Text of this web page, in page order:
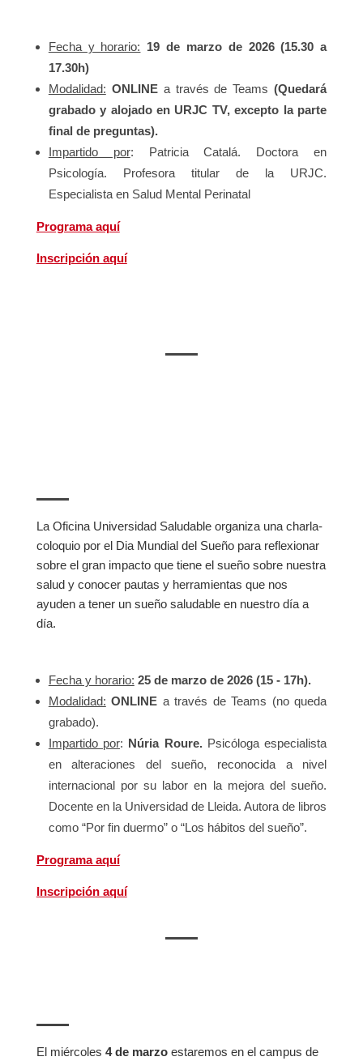
Fecha y horario: 19 de marzo de 2026 (15.30 a
17.30h)
Modalidad: ONLINE a través de Teams (Quedará
grabado y alojado en URJC TV, excepto la parte
final de preguntas).
Impartido por: Patricia Catalá. Doctora en
Psicología. Profesora titular de la URJC.
Especialista en Salud Mental Perinatal
Programa aquí
Inscripción aquí
La Oficina Universidad Saludable organiza una charla-
coloquio por el Dia Mundial del Sueño para reflexionar
sobre el gran impacto que tiene el sueño sobre nuestra
salud y conocer pautas y herramientas que nos
ayuden a tener un sueño saludable en nuestro día a
día.
Fecha y horario: 25 de marzo de 2026 (15 - 17h).
Modalidad: ONLINE a través de Teams (no queda
grabado).
Impartido por: Núria Roure.Psicóloga especialista
en alteraciones del sueño, reconocida a nivel
internacional por su labor en la mejora del sueño.
Docente en la Universidad de Lleida. Autora de libros
como “Por fin duermo” o “Los hábitos del sueño”.
Programa aquí
Inscripción aquí
El miércoles 4 de marzoestaremos en el campus de